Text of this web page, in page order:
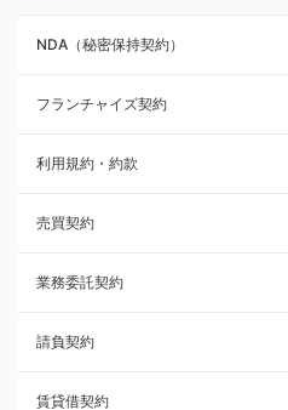
業務委託契約
利用規約・約款
覚書・合意書・同意書
承諾書
雇用契約
その他契約・書面
売買契約
NDA（秘密保持契約）
フランチャイズ契約
利用規約・約款
売買契約
業務委託契約
請負契約
賃貸借契約